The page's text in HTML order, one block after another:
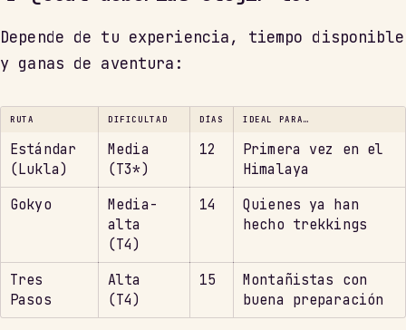
Depende de tu experiencia, tiempo disponible
y ganas de aventura:
RUTA DIFICULTAD DÍAS IDEAL PARA…
Estándar
(Lukla)
Media
(T3*)
12
Primera vez en el
Himalaya
Gokyo
Media-
alta
(T4)
14
Quienes ya han
hecho trekkings
Tres
Pasos
Alta
(T4)
15
Montañistas con
buena preparación